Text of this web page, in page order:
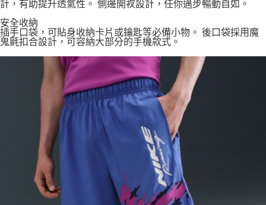
計，有助提升透氣性。 側邊開衩設計，任你邁步暢動自如。
安全收納
插手口袋，可貼身收納卡片或鑰匙等必備小物。 後口袋採用魔
鬼氈扣合設計，可容納大部分的手機款式。